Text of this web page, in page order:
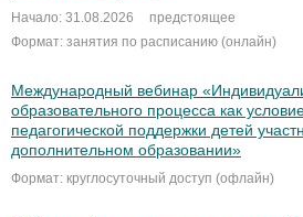
Начало: 31.08.2026
предстоящее
Формат: занятия по расписанию (онлайн)
Международный вебинар
образовательного процесса как
педагогической поддержки детей
дополнительном образовании»
Формат: круглосуточный доступ (офлайн)